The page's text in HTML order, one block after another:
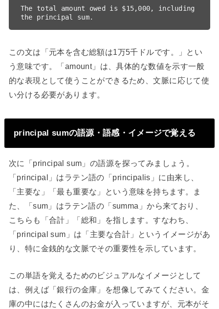
The total amount owed is $15,000, including
この文は「元本を含む総額は1万5千ドルです。」とい
う意味です。「amount」は、具体的な数値を示す一般
的な表現として使うことができるため、文脈に応じて使
い分ける必要があります。
principal sumの語源・語感・イメージで覚える
次に「principal sum」の語源を探ってみましょう。
「principal」はラテン語の「principalis」に由来し、
「主要な」「最も重要な」という意味を持ちます。ま
た、「sum」はラテン語の「summa」から来ており、
こちらも「合計」「総和」を指します。すなわち、
「principal sum」は「主要な合計」というイメージがあ
り、特に金銭的な文脈でその重要性を示しています。
この単語を覚えるためのビジュアルなイメージとして
は、例えば「銀行の金庫」を想像してみてください。金
庫の中にはたくさんのお金が入っていますが、元本がそ